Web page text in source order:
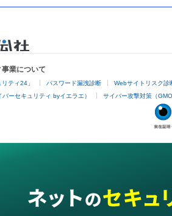
業について
ティ24」 パスワード漏洩診断 Webサイトリスク診
ーセキュリティ byイエラエ） サイバー攻撃対策（